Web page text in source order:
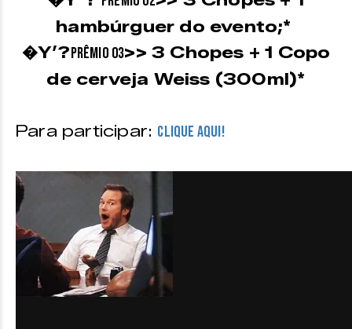
hambúrguer do evento;*
�Y’?Prêmio 03>> 3 Chopes + 1 Copo
de cerveja Weiss (300ml)*
Para participar: CLIQUE AQUI!